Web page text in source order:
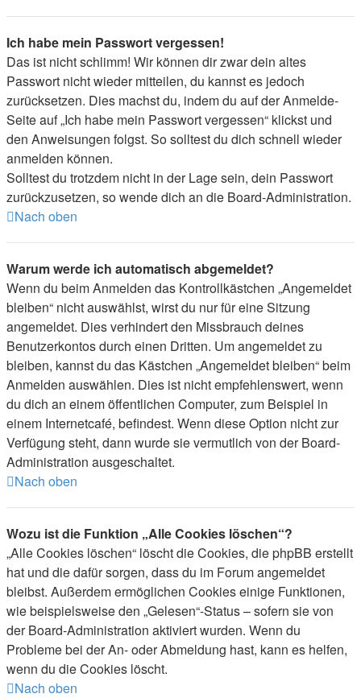
Ich habe mein Passwort vergessen!
Das ist nicht schlimm! Wir können dir zwar dein altes
Passwort nicht wieder mitteilen, du kannst es jedoch
zurücksetzen. Dies machst du, indem du auf der Anmelde-
Seite auf „Ich habe mein Passwort vergessen“ klickst und
den Anweisungen folgst. So solltest du dich schnell wieder
anmelden können.
Solltest du trotzdem nicht in der Lage sein, dein Passwort
zurückzusetzen, so wende dich an die Board-Administration.
Nach oben
Warum werde ich automatisch abgemeldet?
Wenn du beim Anmelden das Kontrollkästchen „Angemeldet
bleiben“ nicht auswählst, wirst du nur für eine Sitzung
angemeldet. Dies verhindert den Missbrauch deines
Benutzerkontos durch einen Dritten. Um angemeldet zu
bleiben, kannst du das Kästchen „Angemeldet bleiben“ beim
Anmelden auswählen. Dies ist nicht empfehlenswert, wenn
du dich an einem öffentlichen Computer, zum Beispiel in
einem Internetcafé, befindest. Wenn diese Option nicht zur
Verfügung steht, dann wurde sie vermutlich von der Board-
Administration ausgeschaltet.
Nach oben
Wozu ist die Funktion „Alle Cookies löschen“?
„Alle Cookies löschen“ löscht die Cookies, die phpBB erstellt
hat und die dafür sorgen, dass du im Forum angemeldet
bleibst. Außerdem ermöglichen Cookies einige Funktionen,
wie beispielsweise den „Gelesen“-Status – sofern sie von
der Board-Administration aktiviert wurden. Wenn du
Probleme bei der An- oder Abmeldung hast, kann es helfen,
wenn du die Cookies löscht.
Nach oben